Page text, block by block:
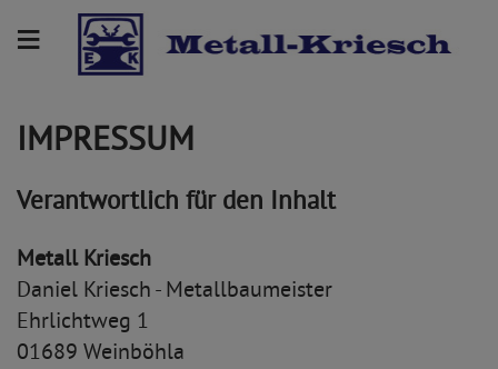
≡
IMPRESSUM
Verantwortlich für den Inhalt
Metall Kriesch
Daniel Kriesch - Metallbaumeister
Ehrlichtweg 1
01689 Weinböhla